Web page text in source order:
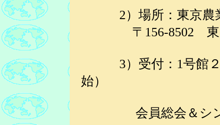
2）場所：東京農業
〒156-8502 東
3）受付：1号館２
始）
会員総会＆シンポ